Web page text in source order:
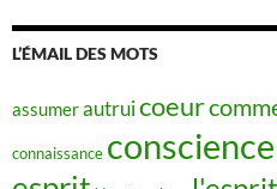
L’ÉMAIL DES MOTS
assumerautruicoeur
connaissance conscience